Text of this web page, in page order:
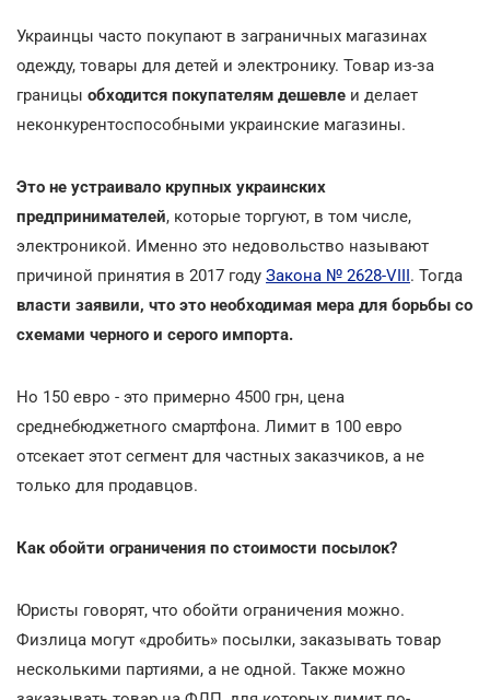
Украинцы часто покупают в заграничных магазинах
одежду, товары для детей и электронику. Товар из-за
границы обходится покупателям дешевле и делает
неконкурентоспособными украинские магазины.
Это не устраивало крупных украинских
предпринимателей, которые торгуют, в том числе,
электроникой. Именно это недовольство называют
причиной принятия в 2017 году Закона № 2628-VIII. Тогда
власти заявили, что это необходимая мера для борьбы со
схемами черного и серого импорта.
Но 150 евро - это примерно 4500 грн, цена
среднебюджетного смартфона. Лимит в 100 евро
отсекает этот сегмент для частных заказчиков, а не
только для продавцов.
Как обойти ограничения по стоимости посылок?
Юристы говорят, что обойти ограничения можно.
Физлица могут «дробить» посылки, заказывать товар
несколькими партиями, а не одной. Также можно